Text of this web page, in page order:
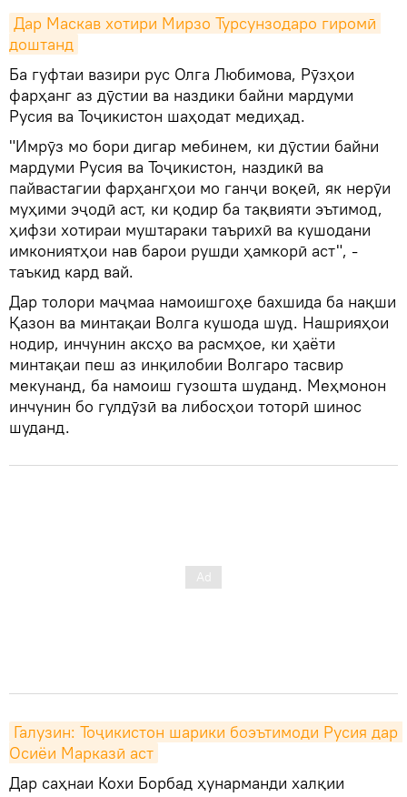
Дар Маскав хотири Мирзо Турсунзодаро гиромӣ
доштанд
Ба гуфтаи вазири рус Олга Любимова, Рӯзҳои
фарҳанг аз дӯстии ва наздики байни мардуми
Русия ва Тоҷикистон шаҳодат медиҳад.
"Имрӯз мо бори дигар мебинем, ки дӯстии байни
мардуми Русия ва Тоҷикистон, наздикӣ ва
пайвастагии фарҳангҳои мо ганҷи воқеӣ, як нерӯи
муҳими эҷодӣ аст, ки қодир ба тақвияти эътимод,
ҳифзи хотираи муштараки таърихӣ ва кушодани
имкониятҳои нав барои рушди ҳамкорӣ аст", -
таъкид кард вай.
Дар толори маҷмаа намоишгоҳе бахшида ба нақши
Қазон ва минтақаи Волга кушода шуд. Нашрияҳои
нодир, инчунин аксҳо ва расмҳое, ки ҳаёти
минтақаи пеш аз инқилобии Волгаро тасвир
мекунанд, ба намоиш гузошта шуданд. Меҳмонон
инчунин бо гулдӯзӣ ва либосҳои тоторӣ шинос
шуданд.
Галузин: Тоҷикистон шарики боэътимоди Русия дар
Осиёи Марказӣ аст
Дар саҳнаи Кохи Борбад ҳунарманди халқии